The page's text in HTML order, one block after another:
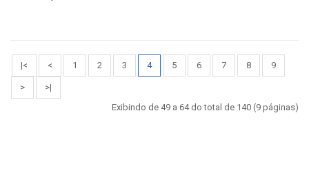
|< < 1 2 3 4 5 6 7 8 9
>
>|
Exibindo de 49 a 64 do total de 140 (9 páginas)